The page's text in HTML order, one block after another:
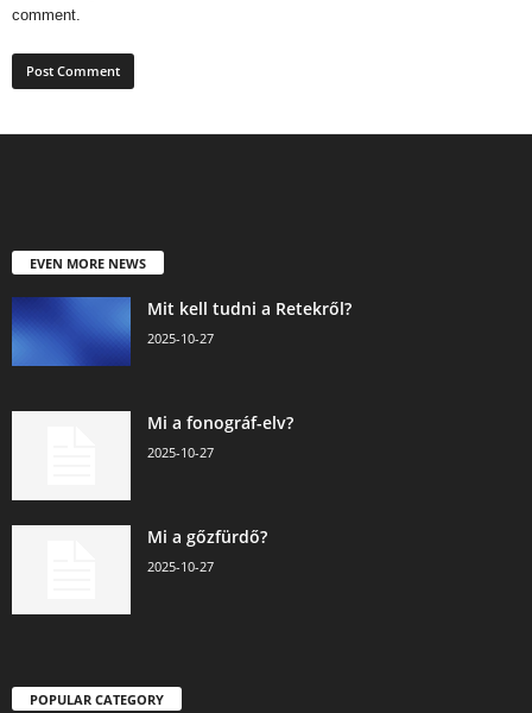
comment.
EVEN MORE NEWS
Mit kell tudni a Retekről?
2025-10-27
Mi a fonográf-elv?
2025-10-27
Mi a gőzfürdő?
2025-10-27
POPULAR CATEGORY